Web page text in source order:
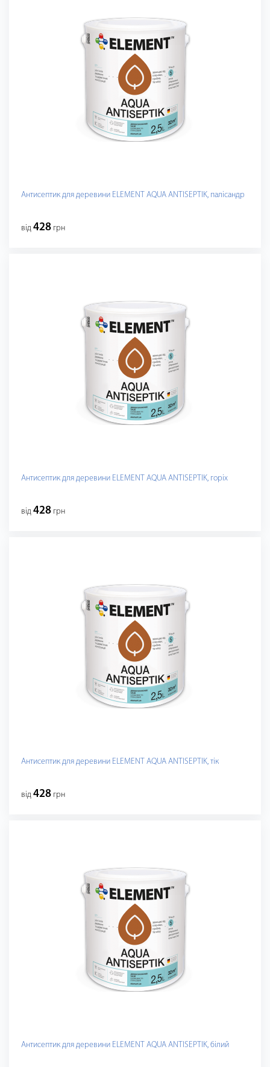
Антисептик для деревини ELEMENT AQUA ANTISEPTIK, палісандр
від 428 грн
Антисептик для деревини ELEMENT AQUA ANTISEPTIK, горіх
від 428 грн
Антисептик для деревини ELEMENT AQUA ANTISEPTIK, тік
від 428 грн
Антисептик для деревини ELEMENT AQUA ANTISEPTIK, білий